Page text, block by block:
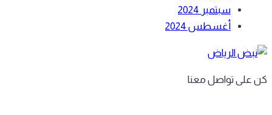
سبتمبر 2024
أغسطس 2024
على تواصل معنا